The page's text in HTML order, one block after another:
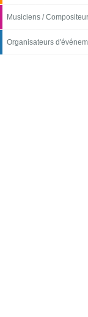
Musiciens /
Organisateurs